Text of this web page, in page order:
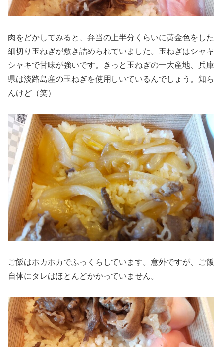
肉をどかしてみると、弁当の上半分くらいに黄金色をした
細切り玉ねぎが敷き詰められていました。玉ねぎはシャキ
シャキで甘味が強いです。きっと玉ねぎの一大産地、兵庫
県は淡路島産の玉ねぎを使用しいているんでしょう。知ら
んけど（笑）
ご飯はホカホカでふっくらしています。意外ですが、ご飯
自体にタレはほとんどかかっていません。